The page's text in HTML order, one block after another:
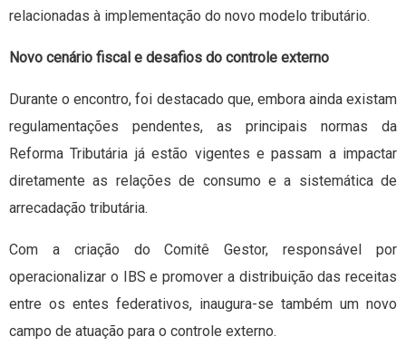
relacionadas à implementação do novo modelo tributário.
Novo cenário fiscal e desafios do controle externo
Durante o encontro, foi destacado que, embora ainda existam
regulamentações pendentes, as principais normas da
Reforma Tributária já estão vigentes e passam a impactar
diretamente as relações de consumo e a sistemática de
arrecadação tributária.
Com a criação do Comitê Gestor, responsável por
operacionalizar o IBS e promover a distribuição das receitas
entre os entes federativos, inaugura-se também um novo
campo de atuação para o controle externo.